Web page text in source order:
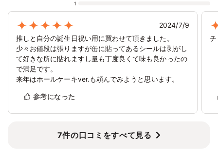
2/7
✕
8
✕
9
✕
10
✕
11
✕
12
✕
2/14
✕
15
✕
16 17 18 19
✕ ✕
2/28 3/1 2 3 4 5 6
1
2024/7/9
推しと自分の誕生日祝い用に買わせて頂きました。
少々お値段は張りますが缶に貼ってあるシールは剥がし
て好きな所に貼れますし量も丁度良くて味も良かったの
で満足です。
来年はホールケーキver.も頼んでみようと思います。
参考になった
チ
7件の口コミをすべて見る